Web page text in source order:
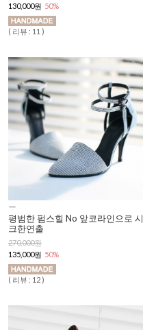
130,000원 50%
( 리뷰 : 11 )
평범한 펌스힐 No 앞코라인으로 시
크한연출
270,000원
135,000원 50%
( 리뷰 : 12 )